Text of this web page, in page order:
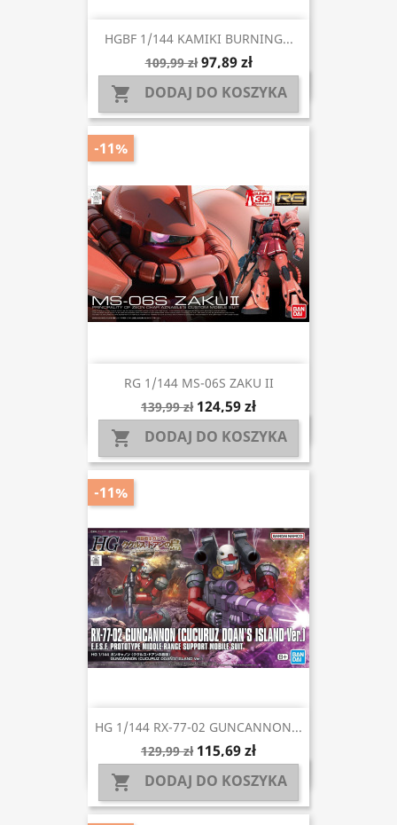
HGBF 1/144 KAMIKI BURNING...
109,99 zł 97,89 zł
 DODAJ DO KOSZYKA
RG 1/144 MS-06S ZAKU II
139,99 zł 124,59 zł
 DODAJ DO KOSZYKA
-11%
HG 1/144 RX-77-02 GUNCANNON...
129,99 zł 115,69 zł
 DODAJ DO KOSZYKA
-11%